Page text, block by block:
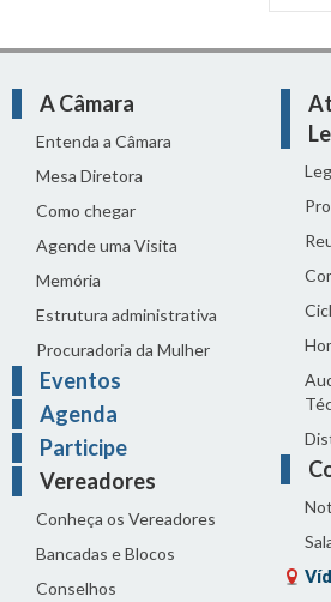
A Câmara
Entenda a Câmara
Mesa Diretora
Como chegar
Agende uma Visita
Memória
Estrutura administrativa
Procuradoria da Mulher
Eventos
Agenda
Participe
Vereadores
Conheça os Vereadores
Bancadas e Blocos
Conselhos